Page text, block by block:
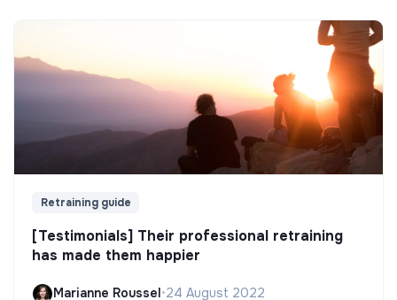
Retraining guide
[Testimonials] Their professional retraining
has made them happier
Marianne Roussel •24 August 2022